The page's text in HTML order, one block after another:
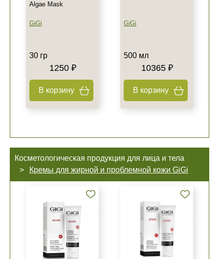
Algae Mask
GiGi
30 гр
1250 ₽
В корзину
GiGi
500 мл
10365 ₽
В корзину
Косметологическая продукция для лица и тела
Кремы для жирной и проблемной кожи GiGi